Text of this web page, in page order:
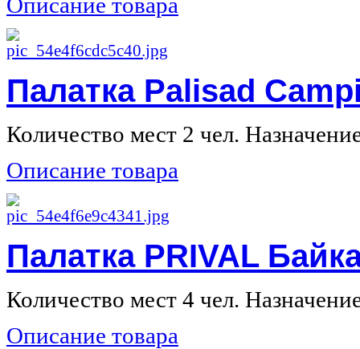
Палатка Palisad
Количество мест 2 чел.
Описание товара
Палатка PRIVAL
Количество мест 4 чел.
Описание товара